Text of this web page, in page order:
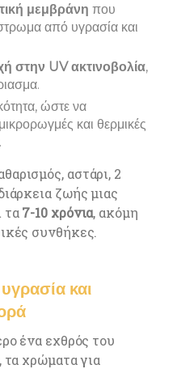
μεμβράνη που
από υγρασία και
στην UV ακτινοβολία,
ώστε να
και θερμικές
αστάρι, 2
ζωής μιας
τα7-10 χρόνια, ακόμη
συνθήκες.
και
ένα εχθρός του
τα χρώματα για